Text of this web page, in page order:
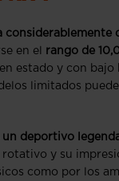
en el rango de
estado y con bajo
limitados
un deportivo
y su
como por los